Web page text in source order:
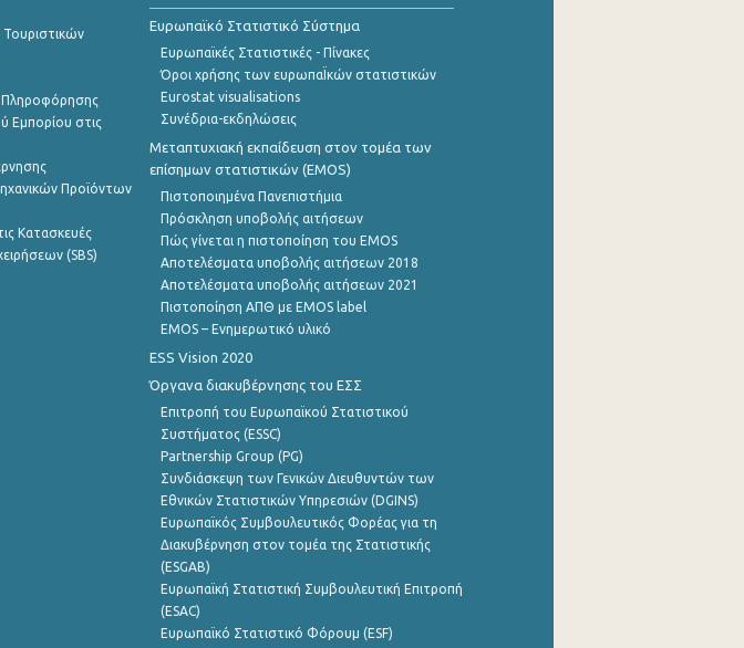
Τουριστικών
Πληροφόρησης
Εμπορίου στις
Προϊόντων
Κατασκευές
(SBS)
Ευρωπαϊκό Στατιστικό Σύστημα
Ευρωπαϊκές Στατιστικές - Πίνακες
Όροι χρήσης των ευρωπαΪκών στατιστικών
Eurostat visualisations
Συνέδρια-εκδηλώσεις
Μεταπτυχιακή εκπαίδευση στον τομέα των
επίσημων στατιστικών (EMOS)
Πιστοποιημένα Πανεπιστήμια
Πρόσκληση υποβολής αιτήσεων
Πώς γίνεται η πιστοποίηση του EMOS
Αποτελέσματα υποβολής αιτήσεων 2018
Αποτελέσματα υποβολής αιτήσεων 2021
Πιστοποίηση ΑΠΘ με EMOS label
EMOS – Ενημερωτικό υλικό
ESS Vision 2020
Όργανα διακυβέρνησης του ΕΣΣ
Επιτροπή του Ευρωπαϊκού Στατιστικού
Συστήματος (ESSC)
Partnership Group (PG)
Συνδιάσκεψη των Γενικών Διευθυντών των
Εθνικών Στατιστικών Υπηρεσιών (DGINS)
Ευρωπαϊκός Συμβουλευτικός Φορέας για τη
Διακυβέρνηση στον τομέα της Στατιστικής
(ESGAB)
Ευρωπαϊκή Στατιστική Συμβουλευτική Επιτροπή
(ESAC)
Ευρωπαϊκό Στατιστικό Φόρουμ (ESF)